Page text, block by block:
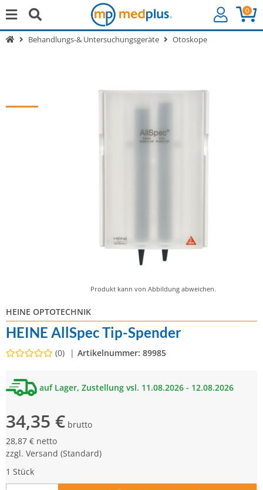
0
Behandlungs-& Untersuchungsgeräte Otoskope
Produkt kann von Abbildung abweichen.
HEINE OPTOTECHNIK
HEINE AllSpec Tip-Spender
(0) Artikelnummer: 89985
auf Lager, Zustellung vsl. 11.08.2026 - 12.08.2026
34,35 € brutto
28,87 € netto
zzgl. Versand (Standard)
1 Stück